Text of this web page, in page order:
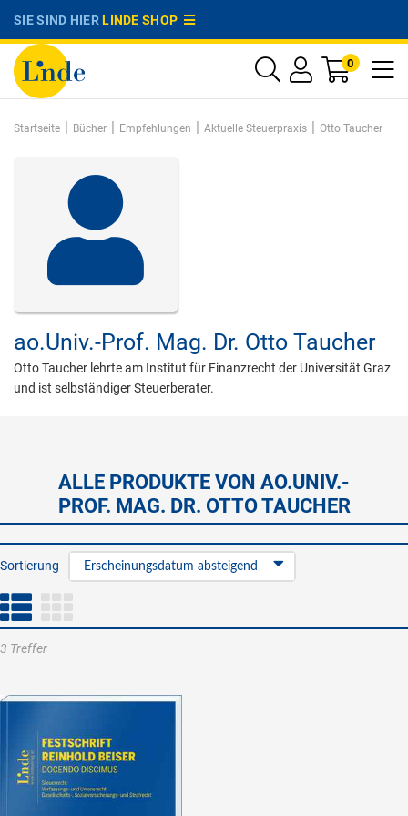
SIE SIND HIERLINDE SHOP
0
Startseite | Bücher | Empfehlungen | Aktuelle Steuerpraxis | Otto Taucher
ao.Univ.-Prof. Mag. Dr. Otto Taucher
Otto Taucher lehrte am Institut für Finanzrecht der Universität Graz
und ist selbständiger Steuerberater.
ALLE PRODUKTE VON AO.UNIV.-
PROF. MAG. DR. OTTO TAUCHER
Sortierung Erscheinungsdatum absteigend
3 Treffer